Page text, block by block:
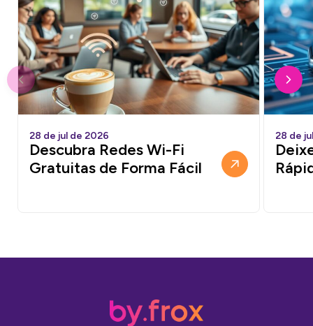
28 de jul de 2026
Descubra Redes Wi-Fi
Gratuitas de Forma Fácil
28 de